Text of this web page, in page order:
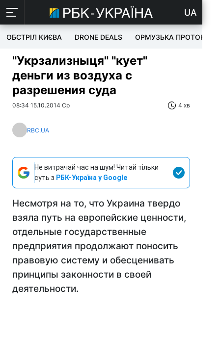
UA
ОБСТРІЛ КИЄВА DRONE DEALS ОРМУЗЬКА ПРОТОКА
"Укрзализныця" "кует"
деньги из воздуха с
разрешения суда
08:34 15.10.2014 Ср 4 хв
RBC.UA
Не витрачай час на шум! Читай тільки
суть з РБК-Україна у Google
Несмотря на то, что Украина твердо
взяла путь на европейские ценности,
отдельные государственные
предприятия продолжают поносить
правовую систему и обесценивать
принципы законности в своей
деятельности.